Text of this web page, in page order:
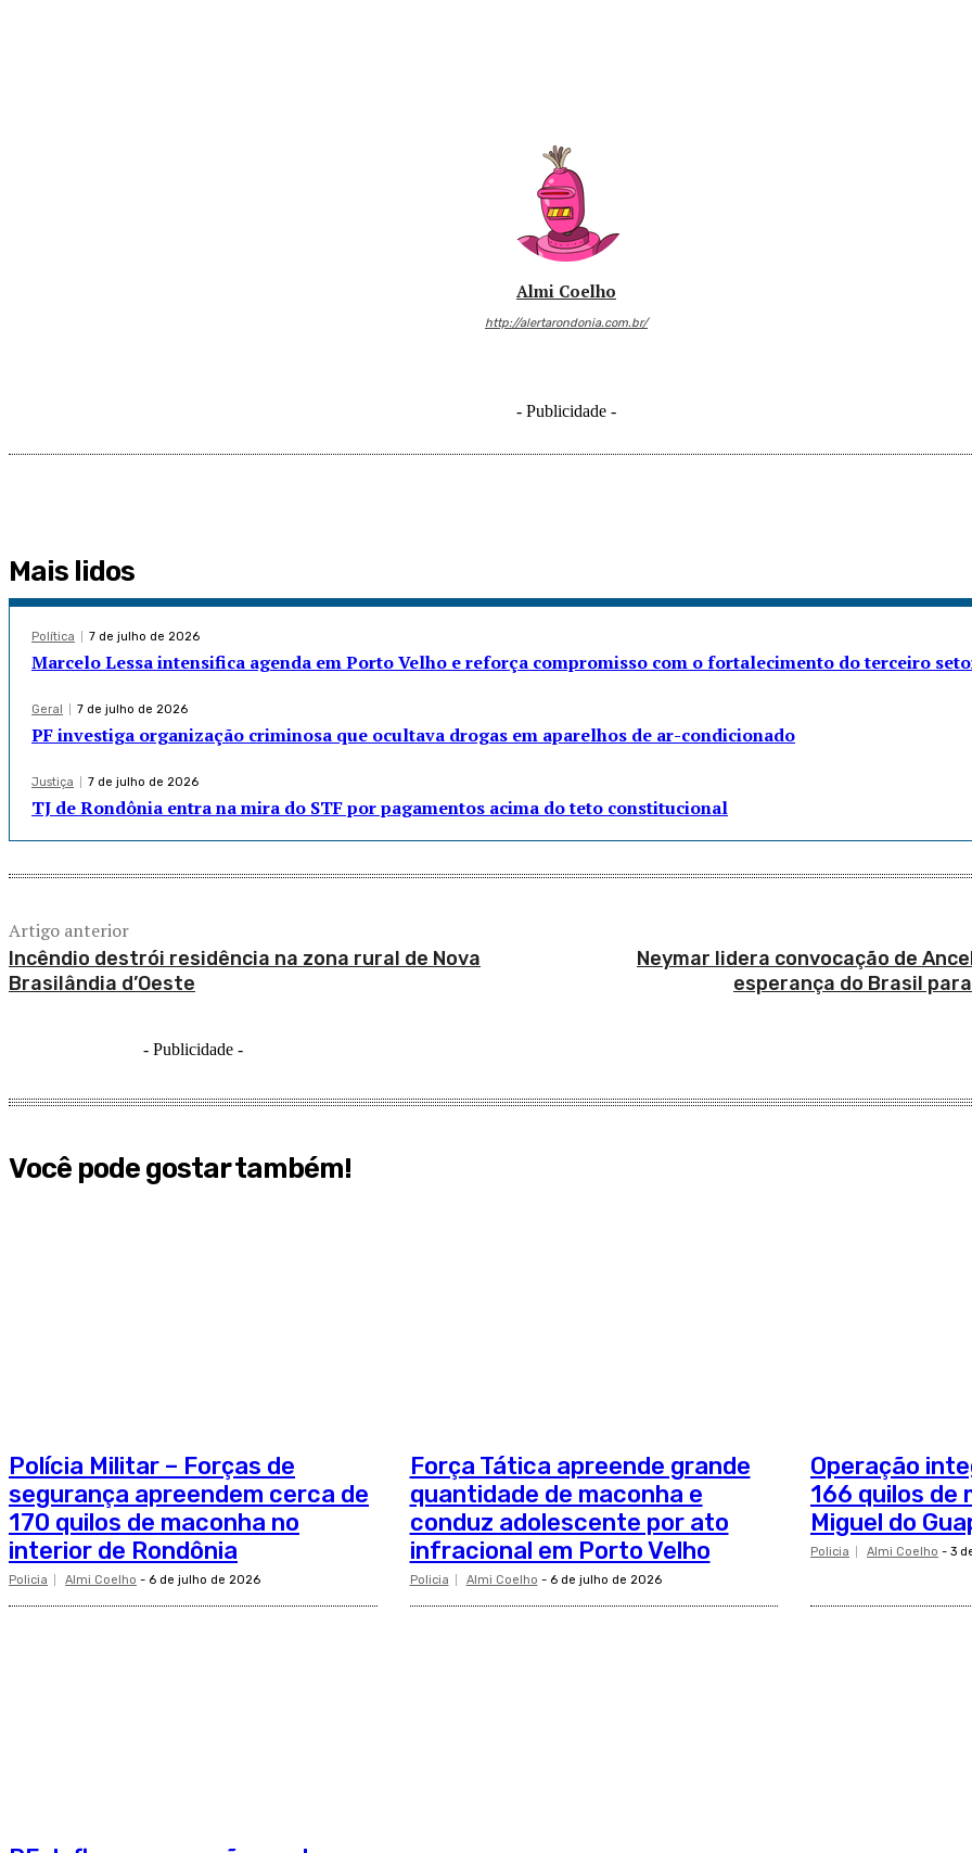
Almi Coelho
http://alertarondonia.com.br/
- Publicidade -
Mais lidos
Política 7 de julho de 2026
Marcelo Lessa intensifica agenda em Porto Velho e reforça compromisso com o fortalecimento do terceiro
Geral 7 de julho de 2026
PF investiga organização criminosa que ocultava drogas em aparelhos de ar-condicionado
Justiça 7 de julho de 2026
TJ de Rondônia entra na mira do STF por pagamentos acima do teto constitucional
Artigo anterior
Incêndio destrói residência na zona rural de Nova
Brasilândia d’Oeste
Neymar lidera convocação de
esperança do Brasil
- Publicidade -
Você pode gostar também!
Polícia Militar – Forças de
segurança apreendem cerca de
170 quilos de maconha no
interior de Rondônia
Policia Almi Coelho - 6 de julho de 2026
Força Tática apreende grande
quantidade de maconha e
conduz adolescente por ato
infracional em Porto Velho
Policia Almi Coelho - 6 de julho de 2026
Operação
166 quilos de
Miguel do
Policia Almi Coelho - 3